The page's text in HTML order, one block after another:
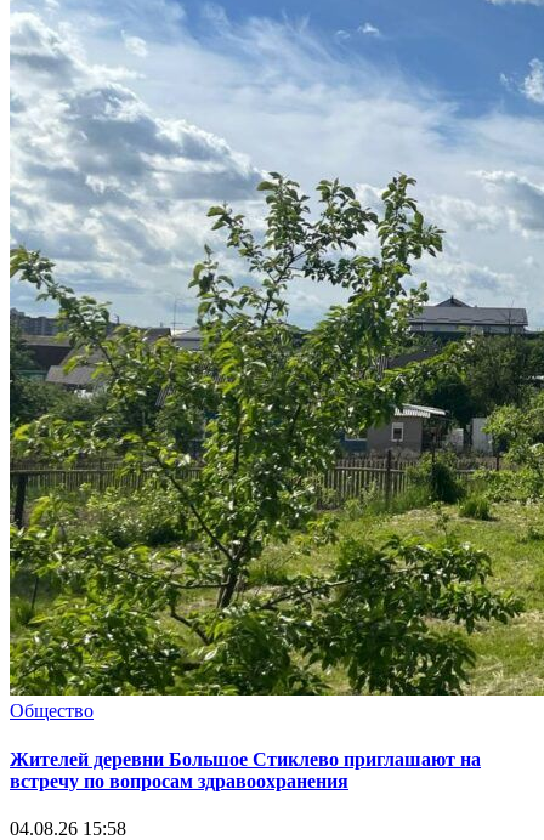
Общество
Жителей деревни Большое Стиклево приглашают на
встречу по вопросам здравоохранения
04.08.26 15:58